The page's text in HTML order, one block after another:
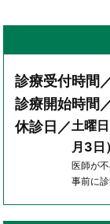
診療受付時間
診療開始時間
休診日／土曜
月3日）
医師が不
事前に